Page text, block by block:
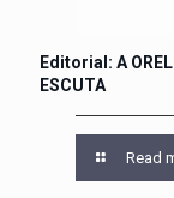
Editorial: A
ESCUTA
Read